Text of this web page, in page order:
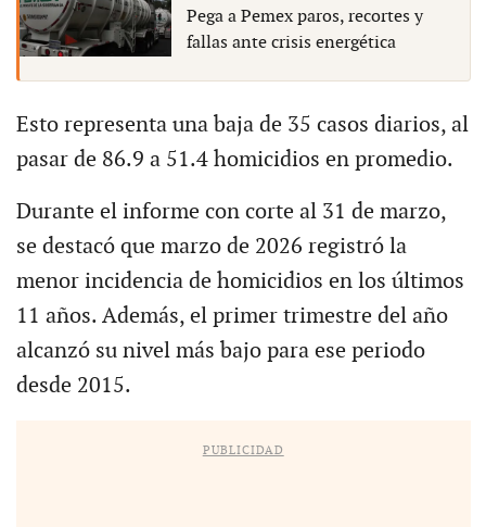
Pega a Pemex paros, recortes y
fallas ante crisis energética
Esto representa una baja de 35 casos diarios, al
pasar de 86.9 a 51.4 homicidios en promedio.
Durante el informe con corte al 31 de marzo,
se destacó que marzo de 2026 registró la
menor incidencia de homicidios en los últimos
11 años. Además, el primer trimestre del año
alcanzó su nivel más bajo para ese periodo
desde 2015.
PUBLICIDAD